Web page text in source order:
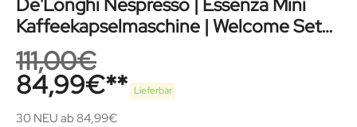
De'Longhi Nespresso | Essenza Mini
Kaffeekapselmaschine | Welcome Set
Schwarz
111,00€
84,99€ Lieferbar
30 NEU ab 84,99€